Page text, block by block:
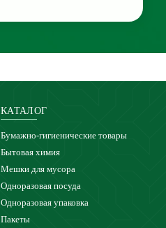
КАТАЛОГ
Бумажно-гигиенические товары
Бытовая химия
Мешки для мусора
Одноразовая посуда
Одноразовая упаковка
Пакеты